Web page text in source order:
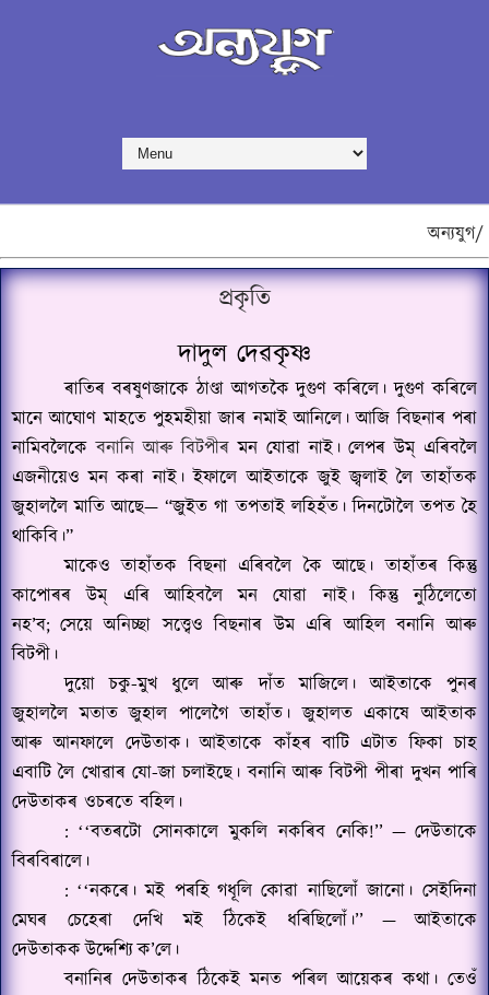
অন্যযুগ/
প্ৰকৃতি
দাদুল দেৱকৃষ্ণ
ৰাতিৰ বৰষুণজাকে ঠাণ্ডা আগতকৈ দুগুণ কৰিলে। দুগুণ কৰিলে
মানে আঘোণ মাহতে পুহমহীয়া জাৰ নমাই আনিলে। আজি বিছনাৰ পৰা
নামিবলৈকেবনানি আৰু বিটপীৰ মন যোৱা নাই। লেপৰ উম্ এৰিবলৈ
এজনীয়েও মন কৰা নাই। ইফালে আইতাকে জুই জ্বলাই লৈ তাহাঁতক
জুহাললৈ মাতি আছে— “জুইত গা তপতাই লহিহঁত। দিনটোলৈ তপত হৈ
থাকিবি।”
মাকেও তাহাঁতক বিছনা এৰিবলৈ কৈ আছে। তাহাঁতৰ কিন্তু
কাপোৰৰ উম্ এৰি আহিবলৈ মন যোৱা নাই। কিন্তু নুঠিলেতো
নহ’ব; সেয়ে অনিচ্ছা সত্ত্বেও বিছনাৰ উম এৰি আহিল বনানি আৰু
বিটপী।
দুয়ো চকু-মুখ ধুলে আৰু দাঁত মাজিলে। আইতাকে পুনৰ
জুহাললৈ মতাত জুহাল পালেগৈ তাহাঁত। জুহালত একাষে আইতাক
আৰু আনফালে দেউতাক। আইতাকে কাঁহৰ বাটি‍ এটাত ফিকা চাহ
এবাটি লৈ খোৱাৰ যো-জা চলাইছে। বনানি আৰু বিটপী পীৰা দুখন পাৰি
দেউতাকৰ ওচৰতে বহিল।
: ‘‘বতৰটো সোনকালে মুকলি নকৰিব নেকি!’’ — দেউতাকে
বিৰবিৰালে।
: ‘‘নকৰে। মই পৰহি গধূলি কোৱা নাছিলোঁ জানো। সেইদিনা
মেঘৰ চেহেৰা দেখি মই ঠিকেই ধৰিছিলোঁ।’’
—
আইতাকে
দেউতাককউদ্দেশ্যিক’লে।
বনানিৰ দেউতাকৰ ঠিকেই মনত পৰিল আয়েকৰ কথা। তেওঁ